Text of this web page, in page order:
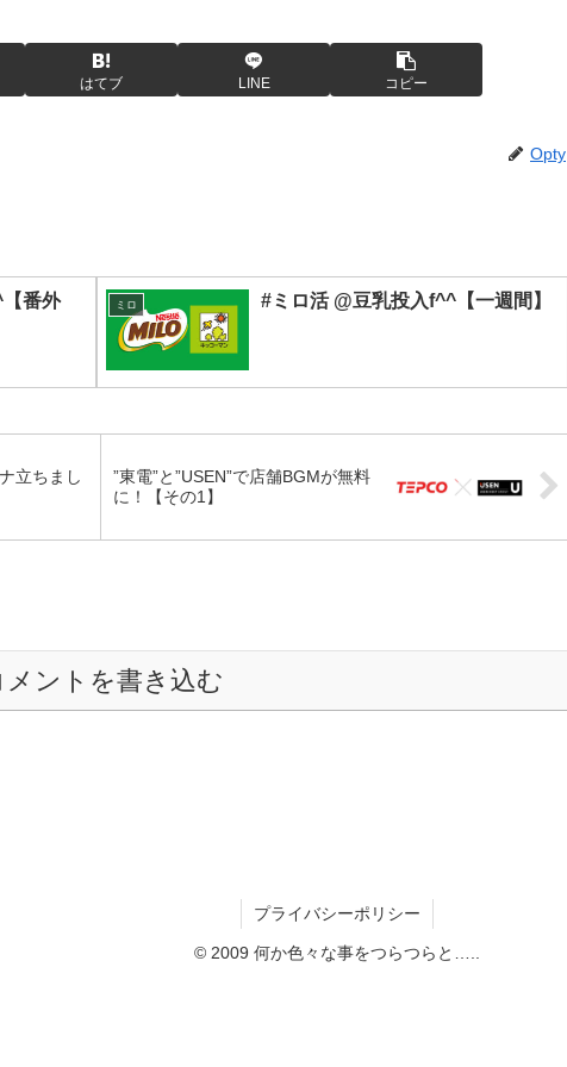
はてブ LINE コピー
Opty
番外
ミロ #ミロ活 @豆乳投入f^^【一週間】
立ちまし
”東電”と”USEN”で店舗BGMが無料
に！【その1】
メントを書き込む
プライバシーポリシー
© 2009 何か色々な事をつらつらと…..